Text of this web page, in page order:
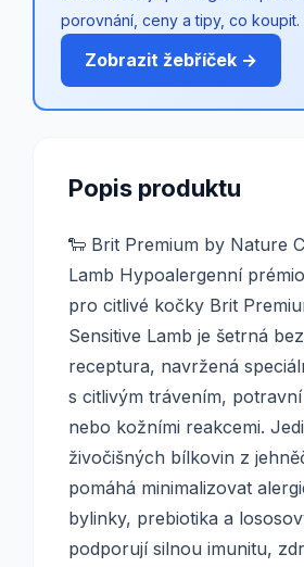
porovnání, ceny a tipy, co koupit.
Zobrazit žebříček →
Popis produktu
🐑 Brit Premium by Nature
Lamb Hypoalergenní
pro citlivé kočky Brit
Sensitive Lamb je šetrná
receptura, navržená
s citlivým trávením,
nebo kožními reakcemi.
živočišných bílkovin z
pomáhá minimalizovat
bylinky, prebiotika a
podporují silnou imunitu,